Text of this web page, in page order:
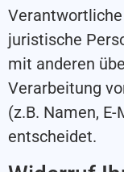
juristische
mit anderen
Verarbeitung
(z.B. Namen,
entscheidet.